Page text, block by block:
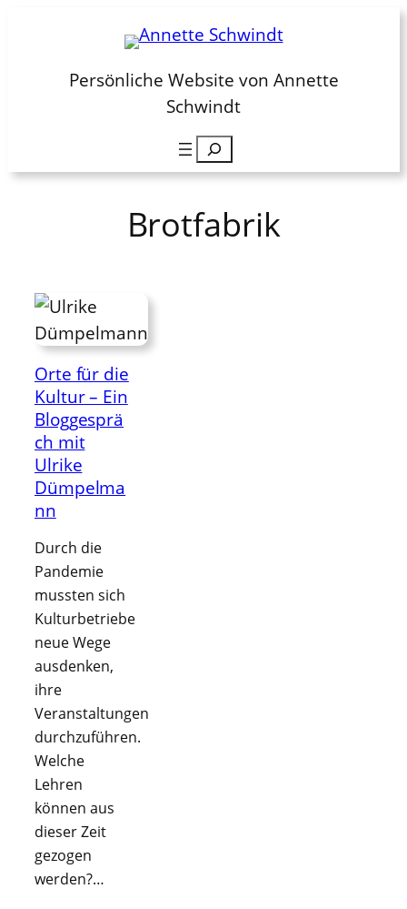
springenPersönliche Website von Annette
Schwindt
Suchen
Brotfabrik
Orte für die
Kultur – Ein
Bloggesprä
ch mit
Ulrike
Dümpelma
nn
Durch die
Pandemie
mussten sich
Kulturbetriebe
neue Wege
ausdenken,
ihre
Veranstaltungen
durchzuführen.
Welche
Lehren
können aus
dieser Zeit
gezogen
werden?…